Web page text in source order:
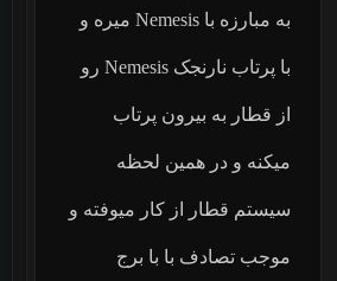
به مبارزه با Nemesis میره و
با پرتاب نارنجک Nemesis رو
از قطار به بیرون پرتاب
میکنه و در همین لحظه
سیستم قطار از کار میوفته و
موجب تصادف با با برج